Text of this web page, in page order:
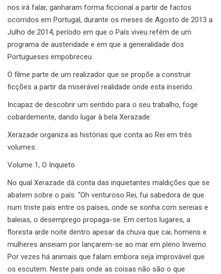
nos irá falar, ganharam forma ficcional a partir de factos
ocorridos em Portugal, durante os meses de Agosto de 2013 a
Julho de 2014, período em que o País viveu refém de um
programa de austeridade e em que a generalidade dos
Portugueses empobreceu.
O filme parte de um realizador que se propõe a construir
ficções a partir da miserável realidade onde esta inserido.
Incapaz de descobrir um sentido para o seu trabalho, foge
cobardemente, dando lugar à bela Xerazade.
Xerazade organiza as histórias que conta ao Rei em três
volumes:
Volume 1, O Inquieto
No qual Xerazade dá conta das inquietantes maldições que se
abatem sobre o país: “Oh venturoso Rei, fui sabedora de que
num triste país entre os países, onde se sonha com sereias e
baleias, o desemprego propaga-se. Em certos lugares, a
floresta arde noite dentro apesar da chuva que cai; homens e
mulheres anseiam por lançarem-se ao mar em pleno Inverno.
Por vezes há animais que falam embora seja improvável que
os escutem. Neste país onde as coisas não são o que